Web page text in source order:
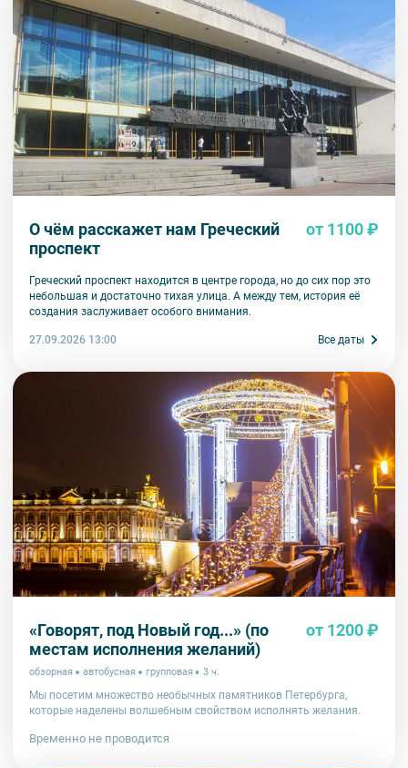
О чём расскажет нам Греческий
проспект
от 1100 ₽
Греческий проспект находится в центре города, но до сих пор это
небольшая и достаточно тихая улица. А между тем, история её
создания заслуживает особого внимания.
27.09.2026 13:00 Все даты
«Говорят, под Новый год...» (по
местам исполнения желаний)
от 1200 ₽
обзорная автобусная групповая 3 ч.
Мы посетим множество необычных памятников Петербурга,
которые наделены волшебным свойством исполнять желания.
Временно не проводится